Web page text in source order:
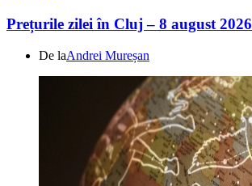
Prețurile zilei în Cluj – 8 august 2026
De laAndrei Mureșan